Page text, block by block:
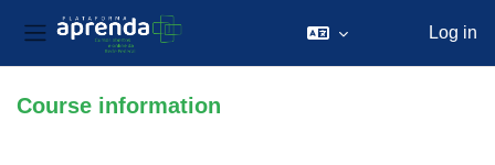
Side panel
Log in
Course information